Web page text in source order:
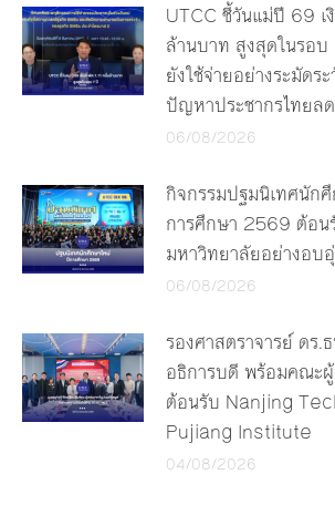
UTCC ชี้วันแม่ปี 69 เ
ล้านบาท สูงสุดในรอ
ยังใช้จ่ายอย่างระมัดร
ปัญหาประชากรไทยล
06/08/2026
กิจกรรมปฐมนิเทศนัก
การศึกษา 2569 ต้อน
มหาวิทยาลัยอย่างอบ
06/08/2026
รองศาสตราจารย์ ดร.
อธิการบดี พร้อมคณะ
ต้อนรับ Nanjing
Pujiang Institute
04/08/2026